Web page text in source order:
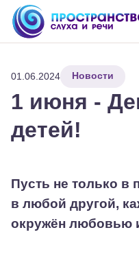
Шрифт - +
Изображения
ВКЛ
О центре
Услуги
Интенсивные курсы
Настройка
Команда
Отзывы
01.06.2024 Новости
1 июня -
детей!
Пусть не только в
в любой другой,
окружён любовью